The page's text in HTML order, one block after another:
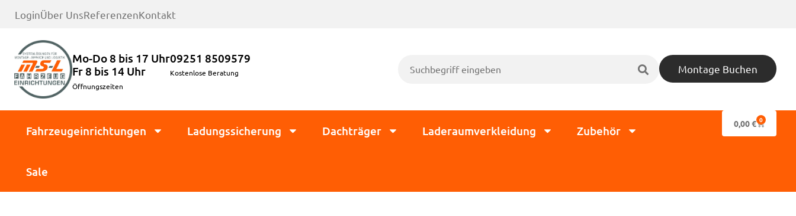
LoginÜber UnsReferenzenKontakt
Mo-Do 8 bis 17 Uhr
Fr 8 bis 14 Uhr
Öffnungszeiten
09251 8509579
Kostenlose Beratung Montage Buchen
Fahrzeugeinrichtungen Ladungssicherung Dachträger Laderaumverkleidung Zubehör
Sale
0,00€ 0